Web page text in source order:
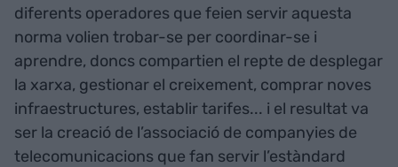
diferents operadores que feien servir aquesta
norma volien trobar-se per coordinar-se i
aprendre, doncs compartien el repte de desplegar
la xarxa, gestionar el creixement, comprar noves
infraestructures, establir tarifes... i el resultat va
ser la creació de l’associació de companyies de
telecomunicacions que fan servir l’estàndard